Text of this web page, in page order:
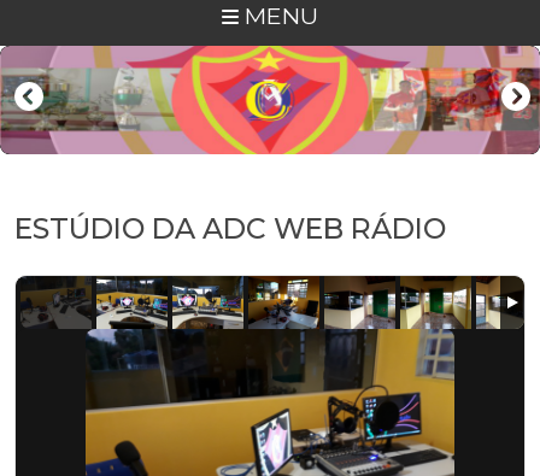
MENU
ESTÚDIO DA ADC WEB RÁDIO